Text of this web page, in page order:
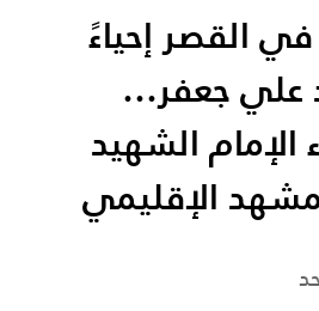
القصر إحياءً
علي جعفر…
الشهيد
الإقليمي